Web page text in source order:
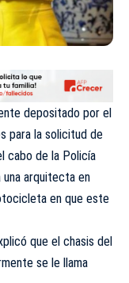
depositado por el
para la solicitud de
cabo de la Policía
una arquitecta en
en que este
que el chasis del
se le llama